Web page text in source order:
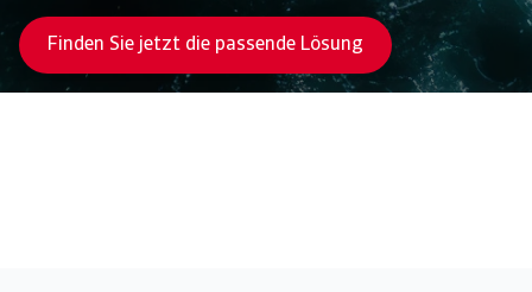
Finden Sie jetzt die passende Lösung